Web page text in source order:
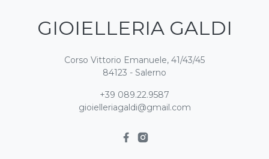
GIOIELLERIA GALDI
Corso Vittorio Emanuele, 41/43/45
84123 - Salerno
+39 089.22.9587
gioielleriagaldi@gmail.com